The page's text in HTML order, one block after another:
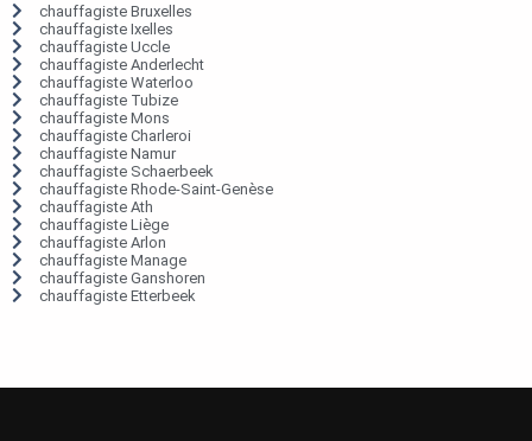
chauffagiste Bruxelles
chauffagiste Ixelles
chauffagiste Uccle
chauffagiste Anderlecht
chauffagiste Waterloo
chauffagiste Tubize
chauffagiste Mons
chauffagiste Charleroi
chauffagiste Namur
chauffagiste Schaerbeek
chauffagiste Rhode-Saint-Genèse
chauffagiste Ath
chauffagiste Liège
chauffagiste Arlon
chauffagiste Manage
chauffagiste Ganshoren
chauffagiste Etterbeek